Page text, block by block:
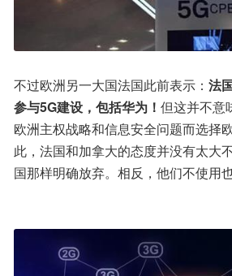
不过欧洲另一大国法国此前表示： 法
参与5G建设，包括华为！ 但这并不意
欧洲主权战略和信息安全问题而选择
此，法国和加拿大的态度并没有太大
国那样明确放弃。相反，他们不使用也